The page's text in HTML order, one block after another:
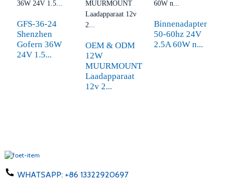
GFS-36-24
Shenzhen
Gofern 36W
24V 1.5...
OEM & ODM
12W
MUURMOUNT
Laadapparaat
12v 2...
Binnenadapter
50-60hz 24V
2.5A 60W n...
WHATSAPP: +86 13322920697